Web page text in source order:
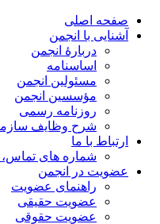
صفحه اصلی
آشنایی با انجمن
دربارۀ انجمن
اساسنامه
مسئولین انجمن
مؤسسین انجمن
روزنامه رسمی
شرح وظایف
ارتباط با ما
شماره های تماس،
عضویت در انجمن
راهنمای عضویت
عضویت حقیقی
عضویت حقوقی